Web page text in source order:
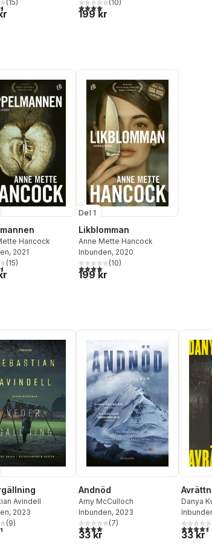
5 stjärnor. Totalt antal röster:
(15)
4,1utav 5 stjärnor. Totalt antal röster:
(10)
199 kr
Hancock
, 2021
5 stjärnor. Totalt antal röster:
(15)
Del 1
Likblomman
Anne Mette Hancock
Inbunden, 2020
4,1utav 5 stjärnor. Totalt antal röster:
(10)
199 kr
Avindell
, 2023
5 stjärnor. Totalt antal röster:
(9)
Andnöd
Amy McCulloch
Inbunden, 2023
4,0utav 5 stjärnor. Totalt antal röster:
(7)
33 kr
Danya
4,5utav
33 kr